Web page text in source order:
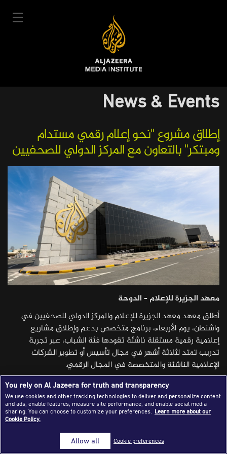
main
account
menu
navigation
Our Courses
Courses Schedule
Our Experts
About Us
E-Learning
News & Events
Success Stories
Journalism Magazine
Publications
Partnerships
Contact Us | FAQ
News & Events
إطلاق مشروع "نحو إعلام رقمي مستدام
ومبتكر" بالتعاون مع المركز الدولي للصحفيين
معهد الجزيرة للإعلام – الدوحة
أطلق معهد معهد الجزيرة للإعلام والمركز الدولي للصحفيين في
واشنطن، يوم الأربعاء، برنامج متخصص بدعم وإطلاق مشاريع
إعلامية رقمية مستقلة ناشئة تقودها فئة الشباب، عبر تجربة
تدريب تمتد لثلاثة أشهر في مجال تأسيس أو تطوير الشركات
الإعلامية الناشئة والمتخصصة في المجال الرقمي.
حيث سينفذ برنامج "مدرج" في العاصمة الأردنية عمّان وهو واحد
من مشاريع زمالة نايت التابعة للمركز الدولي للصحفيين في الشرق
الأوسط، المشروع عبر برنامج تدريبي من تصميم ودعم معهد الجزيرة
للإعلام يعمل على تمكين الصحفيين والصحفيات والمتخصصين في
قطاع الأعمال وتكنولوجيا المعلومات أصحاب الاهتمام بالعمل
الإعلامي، من خلال فرص تدريب واحتضان لتأسيس شركات صغيرة
You rely on Al Jazeera for truth and transparency
We use cookies and other tracking technologies to deliver and personalize content
and ads, enable features, measure site performance, and enable social media
sharing. You can choose to customize your preferences. Learn more about our
Cookie Policy.
Cookie preferences
Allow all